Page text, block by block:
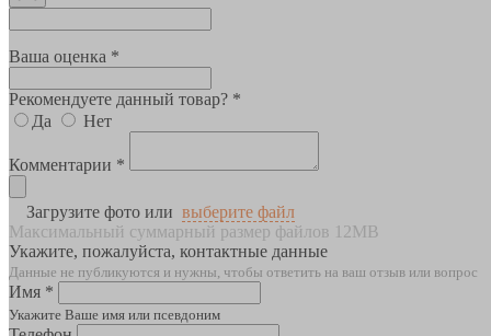
Ваша оценка *
Рекомендуете данный товар? *
Да
Нет
Комментарии *
Загрузите фото или выберите файл
Максимальный суммарный размер файлов 12MB
Укажите, пожалуйста, контактные данные
Данные не публикуются и нужны, чтобы ответить на ваш отзыв или вопрос
Имя *
Укажите Ваше имя или псевдоним